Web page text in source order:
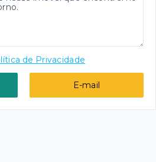
de Privacidade
E-mail